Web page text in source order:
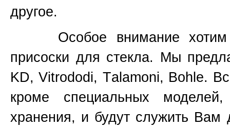
другое.
Особое внимание хотим
присоски для стекла. Мы
KD, Vitrododi, Talamoni, Bohle.
кроме специальных
хранения, и будут служить Вам